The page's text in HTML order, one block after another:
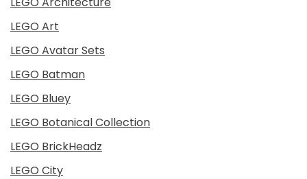
LEGO Art
LEGO Avatar Sets
LEGO Batman
LEGO Bluey
LEGO Botanical Collection
LEGO BrickHeadz
LEGO City